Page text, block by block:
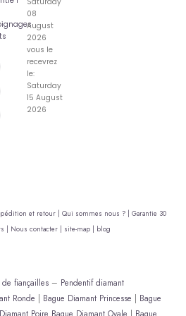
08
August
2026
vous le
recevrez
le:
Saturday
15 August
2026
et retour | Qui sommes nous ? | Garantie 30
| Nous contacter | site-map | blog
de fiançailles– Pendentif diamant
Ronde | Bague Diamant Princesse | Bague
Poire Bague Diamant Ovale | Bague